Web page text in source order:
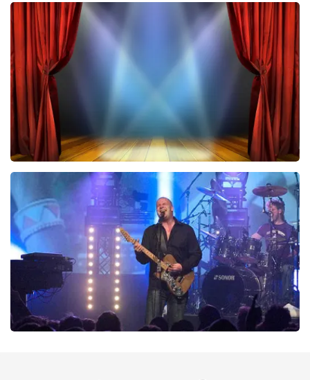
Vrienden Van Amstel Live
423 laatste 30 minuten
BESTEL NU
40 45 De Musical
290laatste 30 minuten
BESTEL NU